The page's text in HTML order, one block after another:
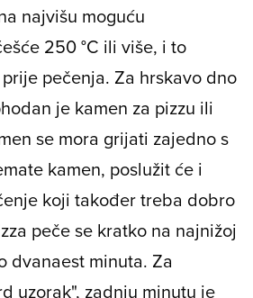
najvišu moguću
250 °C ili više, i to
pečenja. Za hrskavo dno
je kamen za pizzu ili
se mora grijati zajedno s
kamen, poslužit će i
koji također treba dobro
peče se kratko na najnižoj
dvanaest minuta. Za
uzorak", zadnju minutu je